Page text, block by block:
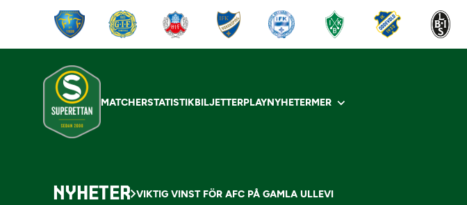
MATCHERSTATISTIKBILJETTERPLAYNYHETERMER
NYHETER VIKTIG VINST FÖR AFC PÅ GAMLA ULLEVI